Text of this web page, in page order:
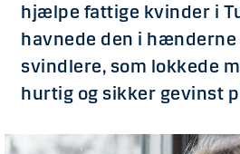
hjælpe fattige kvinder i
havnede den i hænderne
svindlere, som lokkede
hurtig og sikker gevinst